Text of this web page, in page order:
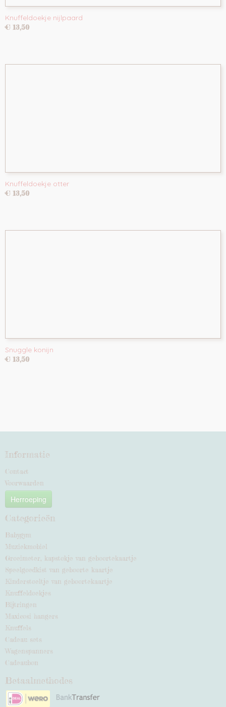
Knuffeldoekje nijlpaard
€ 13,50
Knuffeldoekje otter
€ 13,50
Snuggle konijn
€ 13,50
Informatie
Contact
Voorwaarden
Herroeping
Categorieën
Babygym
Muziekmobiel
Groeimeter, kapstokje van geboortekaartje
Speelgoedkist van geboorte kaartje
Kinderstoeltje van geboortekaartje
Knuffeldoekjes
Bijtringen
Maxicosi hangers
Knuffels
Cadeau sets
Wagenspanners
Cadeaubon
Betaalmethodes